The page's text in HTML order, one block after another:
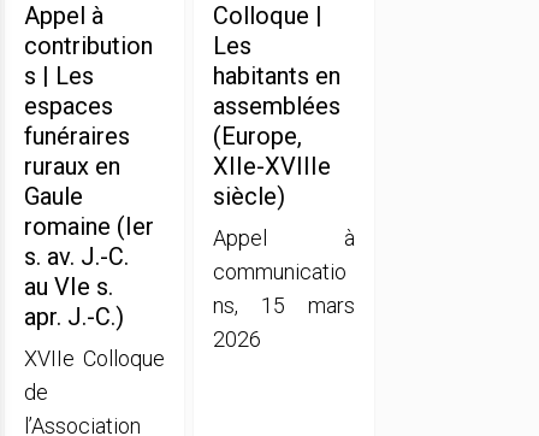
Appel à
contribution
s | Les
espaces
funéraires
ruraux en
Gaule
romaine (Ier
s. av. J.-C.
au VIe s.
apr. J.-C.)
XVIIe Colloque
de
l’Association
Colloque |
Les
habitants en
assemblées
(Europe,
XIIe-XVIIIe
siècle)
Appel à
communicatio
ns, 15 mars
2026